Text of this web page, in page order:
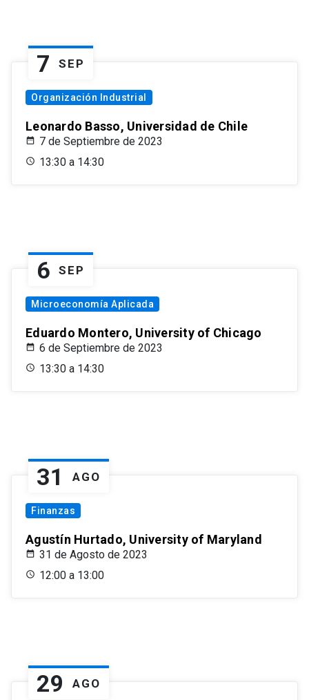
7 SEP
Organización Industrial
Leonardo Basso, Universidad de Chile
7 de Septiembre de 2023
13:30 a 14:30
6 SEP
Microeconomía Aplicada
Eduardo Montero, University of Chicago
6 de Septiembre de 2023
13:30 a 14:30
31 AGO
Finanzas
Agustín Hurtado, University of Maryland
31 de Agosto de 2023
12:00 a 13:00
29 AGO